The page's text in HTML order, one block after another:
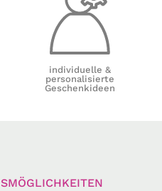
individuelle &
personalisierte
Geschenkideen